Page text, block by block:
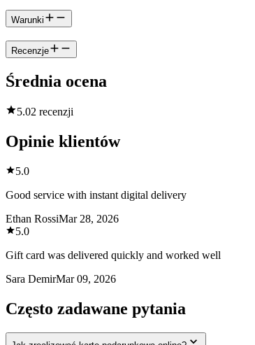
Warunki
Recenzje
Średnia ocena
5.02 recenzji
Opinie klientów
5.0
Good service with instant digital delivery
Ethan RossiMar 28, 2026
5.0
Gift card was delivered quickly and worked well
Sara DemirMar 09, 2026
Często zadawane pytania